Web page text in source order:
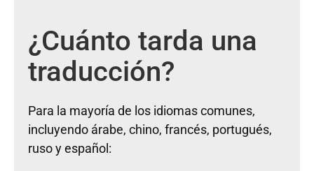
¿Cuánto tarda una
traducción?
Para la mayoría de los idiomas comunes,
incluyendo árabe, chino, francés, portugués,
ruso y español: